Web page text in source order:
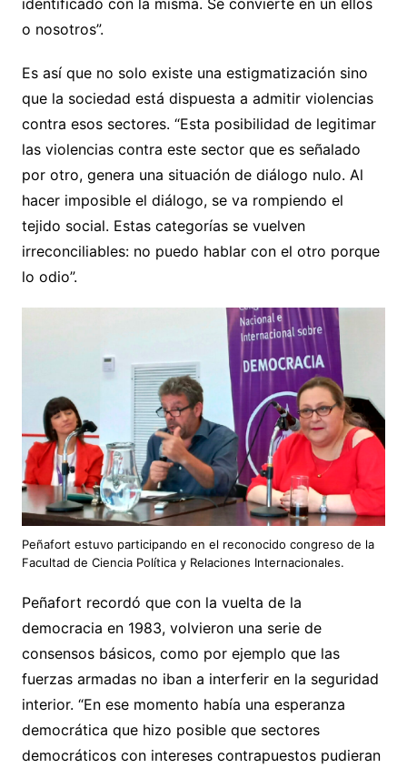
o nosotros”.
Es así que no solo existe una estigmatización sino
que la sociedad está dispuesta a admitir violencias
contra esos sectores. “Esta posibilidad de legitimar
las violencias contra este sector que es señalado
por otro, genera una situación de diálogo nulo. Al
hacer imposible el diálogo, se va rompiendo el
tejido social. Estas categorías se vuelven
irreconciliables: no puedo hablar con el otro porque
lo odio”.
Peñafort estuvo participando en el reconocido congreso de la
Facultad de Ciencia Política y Relaciones Internacionales.
Peñafort recordó que con la vuelta de la
democracia en 1983, volvieron una serie de
consensos básicos, como por ejemplo que las
fuerzas armadas no iban a interferir en la seguridad
interior. “En ese momento había una esperanza
democrática que hizo posible que sectores
democráticos con intereses contrapuestos pudieran